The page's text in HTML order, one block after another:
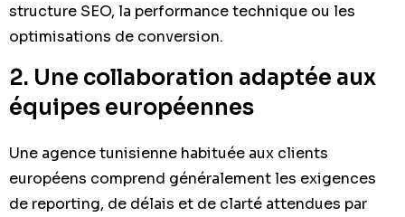
structure SEO, la performance technique ou les
optimisations de conversion.
2. Une collaboration adaptée aux
équipes européennes
Une agence tunisienne habituée aux clients
européens comprend généralement les exigences
de reporting, de délais et de clarté attendues par